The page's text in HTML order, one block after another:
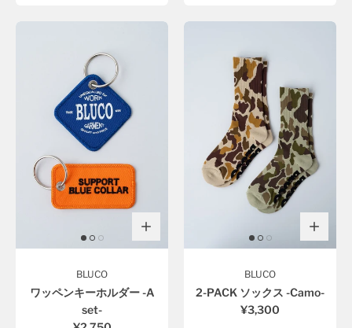
BLUCO
ワッペンキーホルダー -A
set-
BLUCO
2-PACK ソックス -Camo-
¥3,300